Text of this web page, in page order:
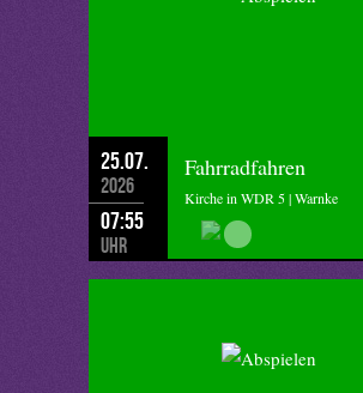
25.07.
2026
07:55
Uhr
Fahrradfahren
Kirche in WDR 5 | Warnke